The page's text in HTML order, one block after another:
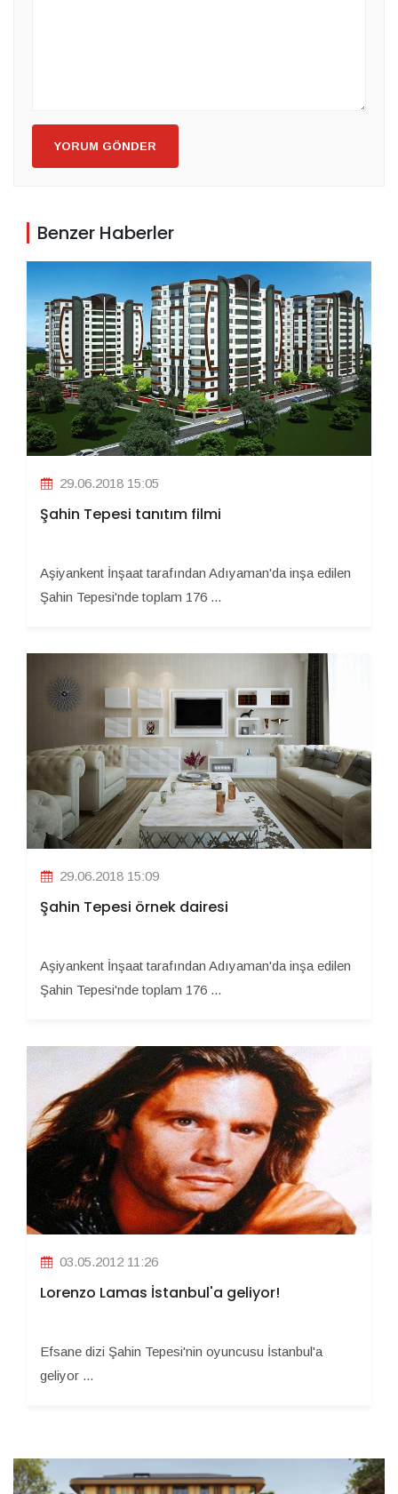
YORUM GÖNDER
Benzer Haberler
29.06.2018 15:05
Şahin Tepesi tanıtım filmi
Aşiyankent İnşaat tarafından Adıyaman'da inşa edilen
Şahin Tepesi'nde toplam 176 ...
29.06.2018 15:09
Şahin Tepesi örnek dairesi
Aşiyankent İnşaat tarafından Adıyaman'da inşa edilen
Şahin Tepesi'nde toplam 176 ...
03.05.2012 11:26
Lorenzo Lamas İstanbul'a geliyor!
Efsane dizi Şahin Tepesi'nin oyuncusu İstanbul'a
geliyor ...